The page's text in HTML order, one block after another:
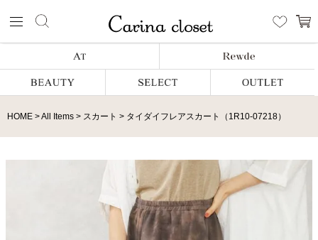
HOME All Items スカート タイダイフレアスカート（1R10-07218）